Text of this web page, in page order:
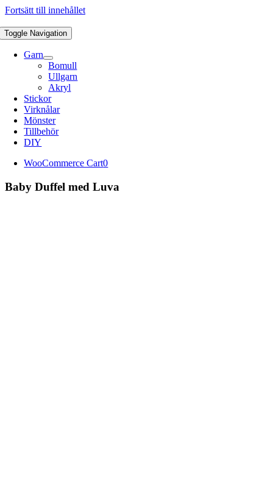
Fortsätt till innehållet
Toggle Navigation
Garn
Bomull
Ullgarn
Akryl
Stickor
Virknålar
Mönster
Tillbehör
DIY
WooCommerce Cart0
Baby Duffel med Luva